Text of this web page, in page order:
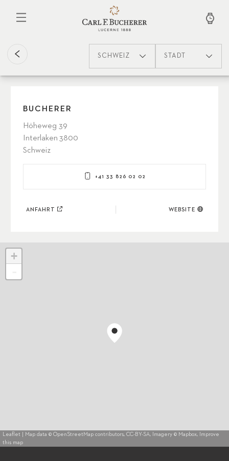
SCHWEIZ STADT
BUCHERER
Höheweg 39
Interlaken 3800
Schweiz
+41 33 826 02 02
ANFAHRT WEBSITE
+
Leaflet | Map data © OpenStreetMap contributors, CC-BY-SA, Imagery © Mapbox,
Improve
this map